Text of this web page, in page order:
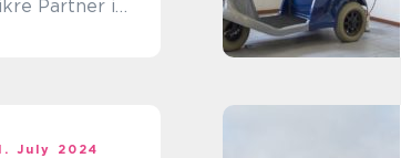
Partner i
July 2024